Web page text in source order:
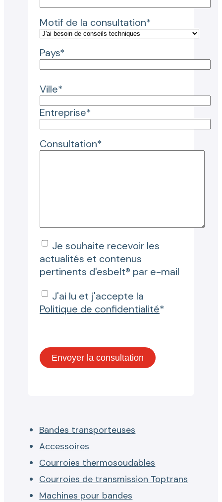
Motif de la consultation*
Pays*
Ville*
Entreprise*
Consultation*
Je souhaite recevoir les
actualités et contenus
pertinents d'esbelt® par e-mail
J'ai lu et j'accepte la
Politique de confidentialité*
Bandes transporteuses
Accessoires
Courroies thermosoudables
Courroies de transmission Toptrans
Machines pour bandes